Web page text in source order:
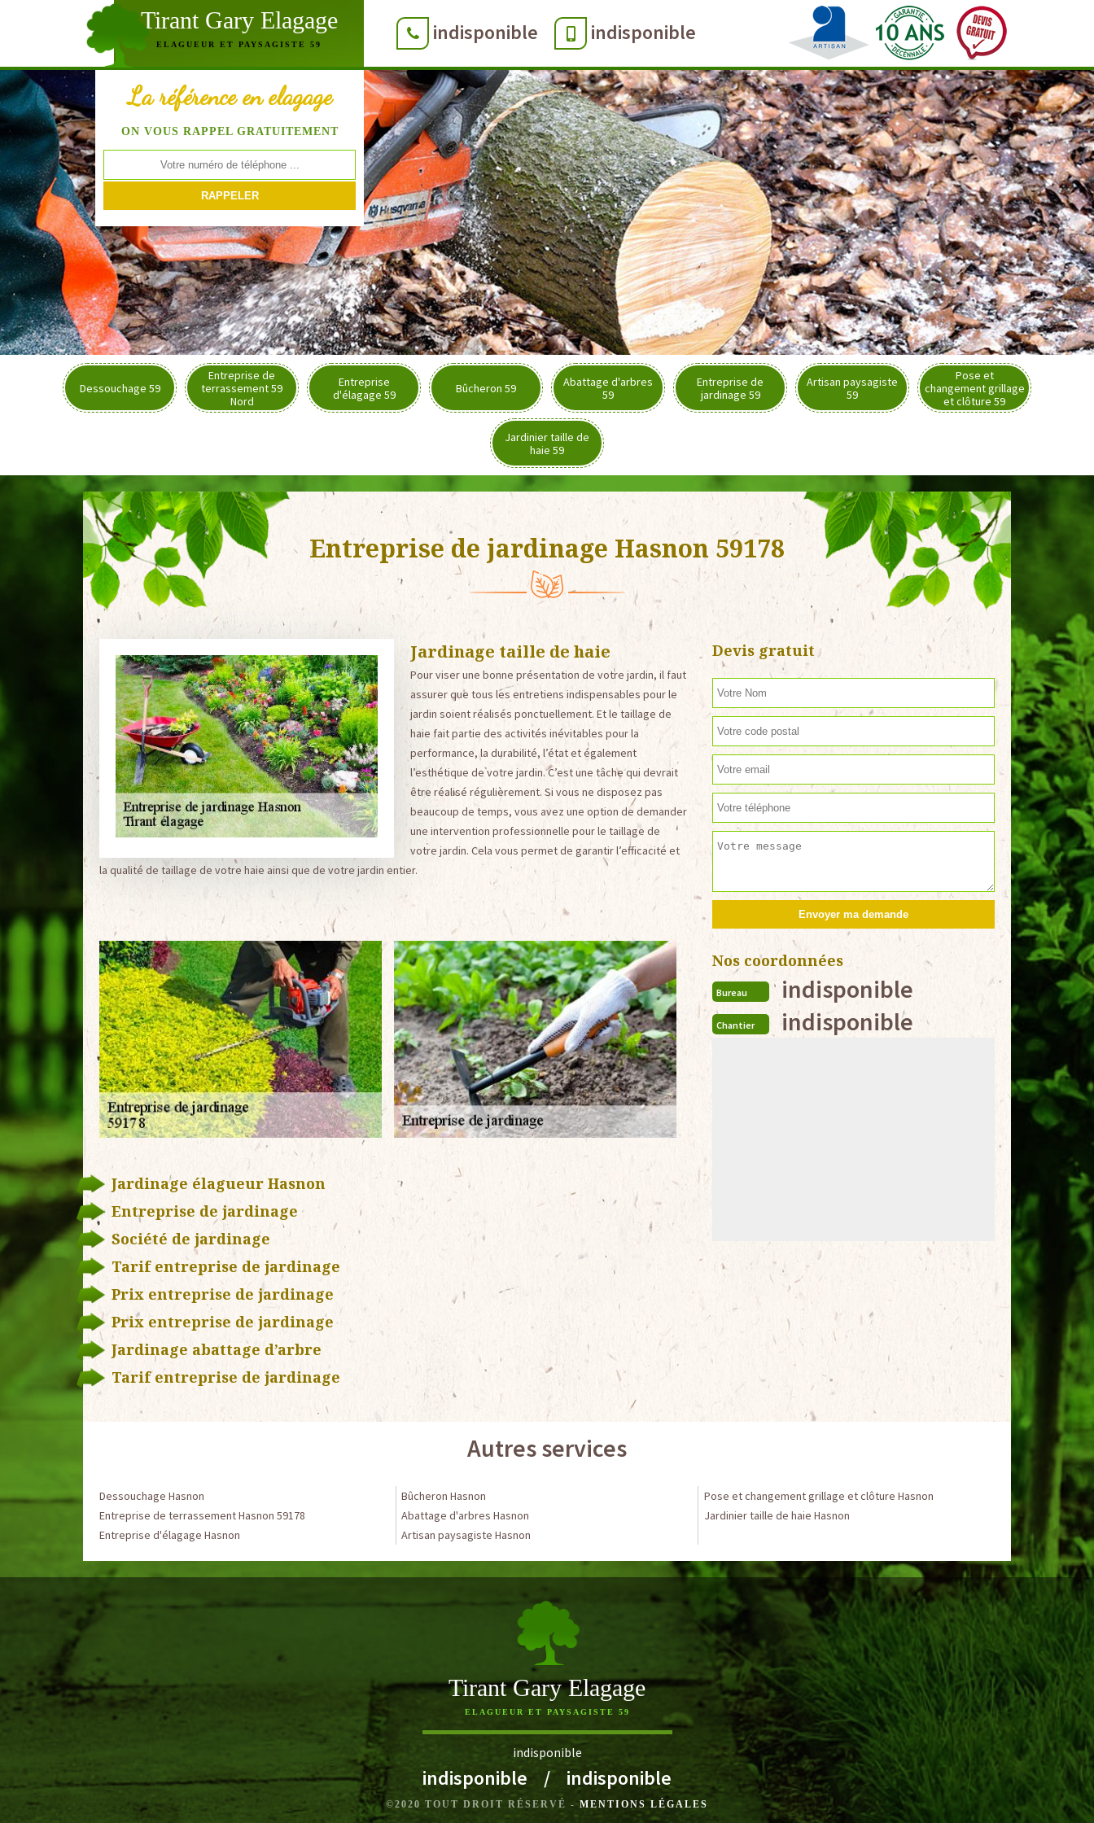
Tirant Gary Elagage
ELAGUEUR ET PAYSAGISTE 59 indisponible indisponible
La référence en elagage
ON VOUS RAPPEL GRATUITEMENT
Dessouchage 59
Entreprise de
terrassement 59
Nord
Entreprise
d'élagage 59
Bûcheron 59
Abattage d'arbres
59
Entreprise de
jardinage 59
Artisan paysagiste
59
Pose et
changement grillage
et clôture 59
Jardinier taille de
haie 59
Entreprise de jardinage Hasnon 59178
Jardinage taille de haie
Pour viser une bonne présentation de votre jardin, il faut
assurer que tous les entretiens indispensables pour le
jardin soient réalisés ponctuellement. Et le taillage de
haie fait partie des activités inévitables pour la
performance, la durabilité, l’état et également
l’esthétique de votre jardin. C’est une tâche qui devrait
être réalisé régulièrement. Si vous ne disposez pas
beaucoup de temps, vous avez une option de demander
une intervention professionnelle pour le taillage de
votre jardin. Cela vous permet de garantir l’efficacité et
la qualité de taillage de votre haie ainsi que de votre jardin entier.
Jardinage élagueur Hasnon
Entreprise de jardinage
Société de jardinage
Tarif entreprise de jardinage
Prix entreprise de jardinage
Prix entreprise de jardinage
Jardinage abattage d’arbre
Tarif entreprise de jardinage
Devis gratuit
Nos coordonnées
Bureau indisponible
Chantier indisponible
Autres services
Dessouchage Hasnon
Entreprise de terrassement Hasnon 59178
Entreprise d'élagage Hasnon
Bûcheron Hasnon
Abattage d'arbres Hasnon
Artisan paysagiste Hasnon
Pose et changement grillage et clôture Hasnon
Jardinier taille de haie Hasnon
Tirant Gary Elagage
ELAGUEUR ET PAYSAGISTE 59
indisponible
indisponible / indisponible
©2020 TOUT DROIT RÉSERVÉ -MENTIONS LÉGALES